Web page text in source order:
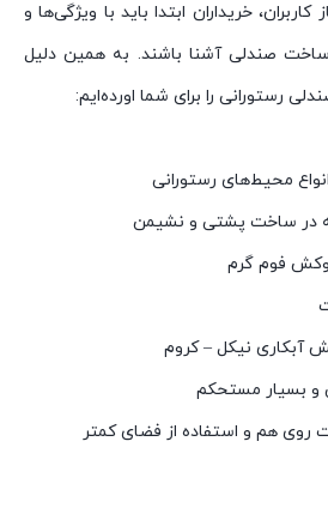
خریداران ابتدا باید با ویژگی‌ها و
ساخت صندلی آشنا باشند. به همین دلیل
رستورانی را برای شما اورده‌ایم:
محیط‌های رستورانی
در ساخت پشتی و نشیمن
فوم گرم
آبکاری نیکل – کروم
و بسیار مستحکم
روی هم و استفاده از فضای کمتر